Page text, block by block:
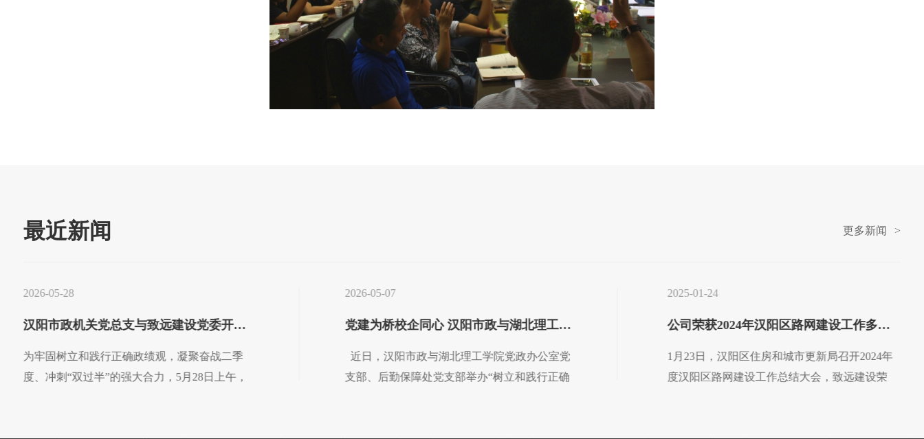
最近新闻 更多新闻 >
2026-05-28
汉阳市政机关党总支与致远建设党委开展联合支部主题党日活动
为牢固树立和践行正确政绩观，凝聚奋战二季
度、冲刺“双过半”的强大合力，5月28日上午，
2026-05-07
党建为桥校企同心 汉阳市政与湖北理工学院开展联学联建主题党日活动
近日，汉阳市政与湖北理工学院党政办公室党
支部、后勤保障处党支部举办“树立和践行正确
2025-01-24
公司荣获2024年汉阳区路网建设工作多项荣誉
1月23日，汉阳区住房和城市更新局召开2024年
度汉阳区路网建设工作总结大会，致远建设荣